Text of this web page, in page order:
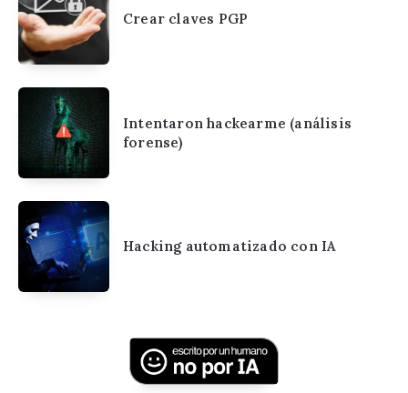
Crear claves PGP
Intentaron hackearme (análisis
forense)
Hacking automatizado con IA